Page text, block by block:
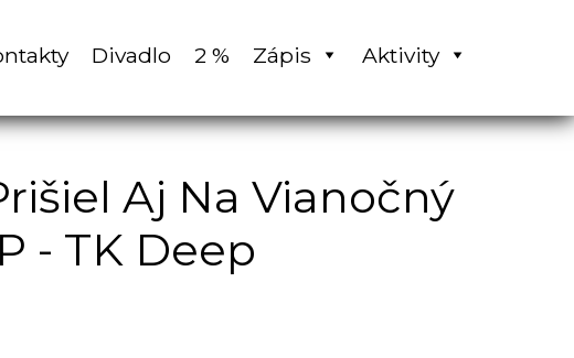
Divadlo 2 % Zápis Aktivity
Aj Na Vianočný
- TK Deep